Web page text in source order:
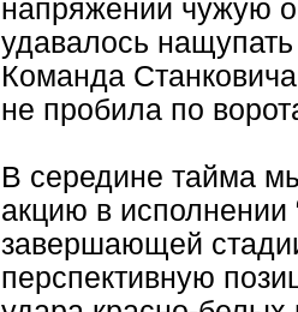
напряжении чужую
удавалось
Команда
не пробила по
В середине тайма
акцию в исполнении
завершающей
перспективную